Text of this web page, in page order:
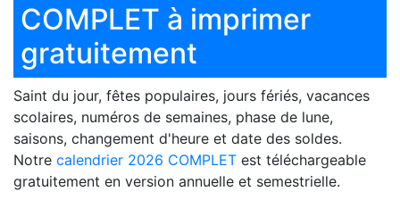
COMPLET à imprimer
gratuitement
Saint du jour, fêtes populaires, jours fériés, vacances
scolaires, numéros de semaines, phase de lune,
saisons, changement d'heure et date des soldes.
Notre calendrier 2026 COMPLET est téléchargeable
gratuitement en version annuelle et semestrielle.